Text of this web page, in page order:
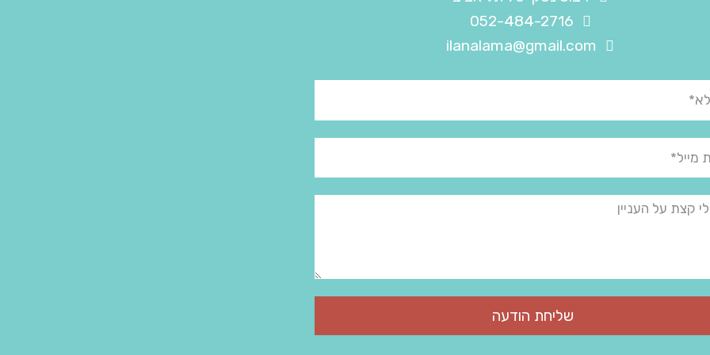
052-484-2716
ilanalama@gmail.com
שליחת הודעה